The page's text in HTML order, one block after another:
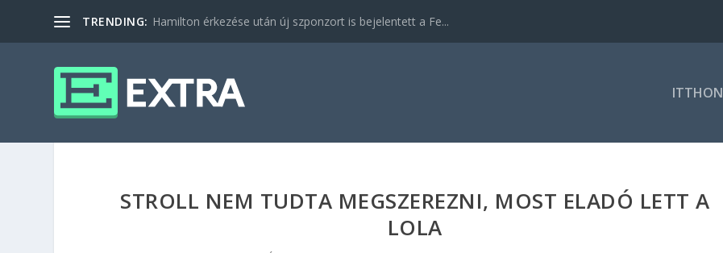
TRENDING: Hamilton érkezése után új szponzort is bejelentett a Fe...
ITTHON
STROLL NEM TUDTA MEGSZEREZNI, MOST ELADÓ LETT A
LOLA